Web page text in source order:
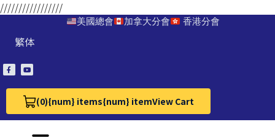
/////////////////
美國總會 加拿大分會 香港分會
繁体
(0)
View Cart 0{num} items{num} itemView Cart